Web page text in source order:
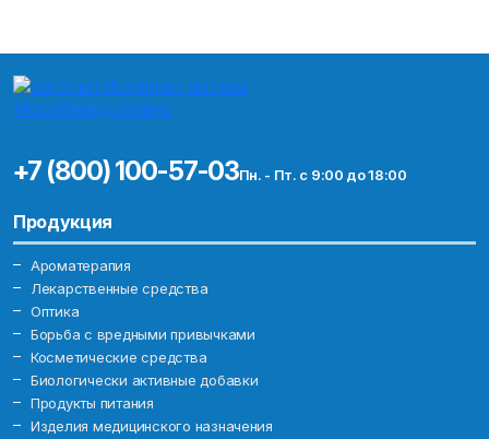
+7 (800) 100-57-03Пн. - Пт. с 9:00 до 18:00
Продукция
Ароматерапия
Лекарственные средства
Оптика
Борьба с вредными привычками
Косметические средства
Биологически активные добавки
Продукты питания
Изделия медицинского назначения